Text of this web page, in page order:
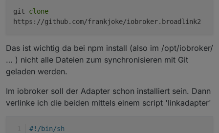
git clone
https://github.com/frankjoke/iobroker.broadlink2
Das ist wichtig da bei npm install (also im /opt/iobroker/
… ) nicht alle Dateien zum synchronisieren mit Git
geladen werden.
Im iobroker soll der Adapter schon installiert sein. Dann
verlinke ich die beiden mittels einem script 'linkadapter'
#!/bin/sh